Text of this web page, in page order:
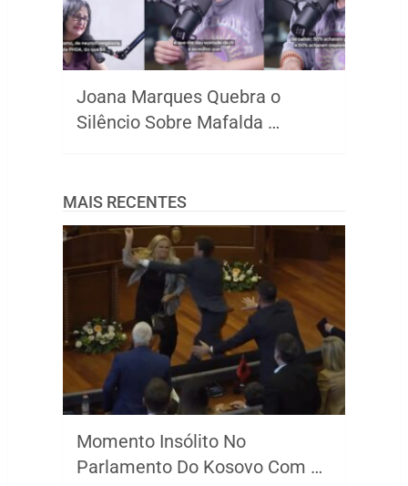
Joana Marques Quebra o
Silêncio Sobre Mafalda …
MAIS RECENTES
Momento Insólito No
Parlamento Do Kosovo Com …